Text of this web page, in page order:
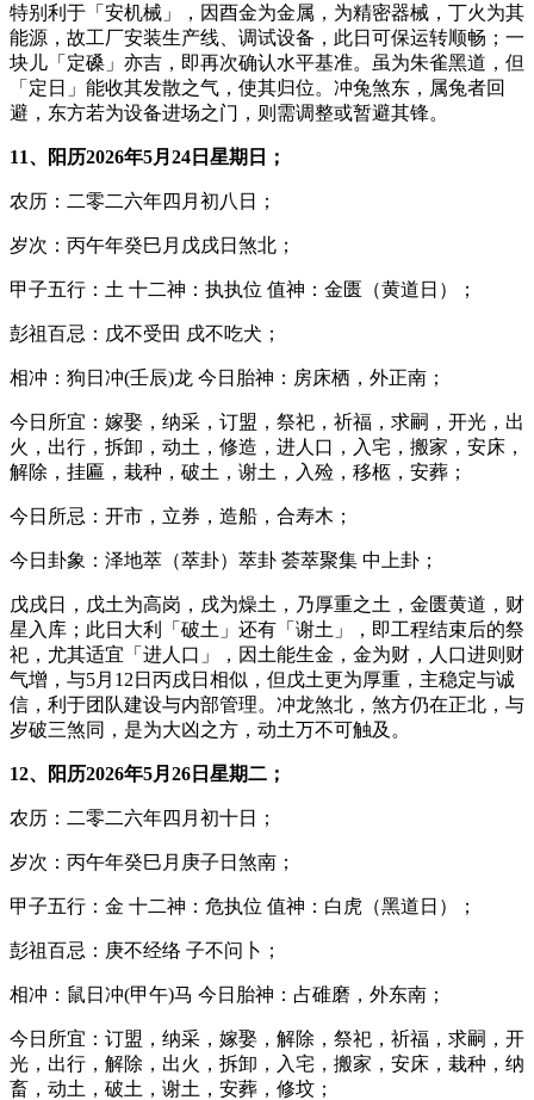
特别利于「安机械」，因酉金为金属，为精密器械，丁火为其
能源，故工厂安装生产线、调试设备，此日可保运转顺畅；一
块儿「定磉」亦吉，即再次确认水平基准。虽为朱雀黑道，但
「定日」能收其发散之气，使其归位。冲兔煞东，属兔者回
避，东方若为设备进场之门，则需调整或暂避其锋。
11、阳历2026年5月24日星期日；
农历：二零二六年四月初八日；
岁次：丙午年癸巳月戊戌日煞北；
甲子五行：土 十二神：执执位 值神：金匮（黄道日）；
彭祖百忌：戊不受田 戌不吃犬；
相冲：狗日冲(壬辰)龙 今日胎神：房床栖，外正南；
今日所宜：嫁娶，纳采，订盟，祭祀，祈福，求嗣，开光，出
火，出行，拆卸，动土，修造，进人口，入宅，搬家，安床，
解除，挂匾，栽种，破土，谢土，入殓，移柩，安葬；
今日所忌：开市，立券，造船，合寿木；
今日卦象：泽地萃（萃卦）萃卦 荟萃聚集 中上卦；
戊戌日，戊土为高岗，戌为燥土，乃厚重之土，金匮黄道，财
星入库；此日大利「破土」还有「谢土」，即工程结束后的祭
祀，尤其适宜「进人口」，因土能生金，金为财，人口进则财
气增，与5月12日丙戌日相似，但戊土更为厚重，主稳定与诚
信，利于团队建设与内部管理。冲龙煞北，煞方仍在正北，与
岁破三煞同，是为大凶之方，动土万不可触及。
12、阳历2026年5月26日星期二；
农历：二零二六年四月初十日；
岁次：丙午年癸巳月庚子日煞南；
甲子五行：金 十二神：危执位 值神：白虎（黑道日）；
彭祖百忌：庚不经络 子不问卜；
相冲：鼠日冲(甲午)马 今日胎神：占碓磨，外东南；
今日所宜：订盟，纳采，嫁娶，解除，祭祀，祈福，求嗣，开
光，出行，解除，出火，拆卸，入宅，搬家，安床，栽种，纳
畜，动土，破土，谢土，安葬，修坟；